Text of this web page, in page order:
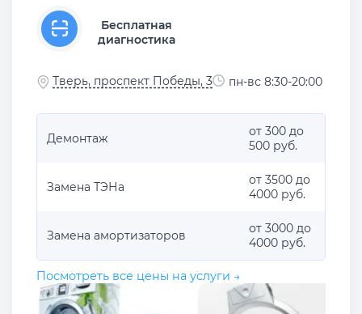
Бесплатная
диагностика
Тверь, проспект Победы, 3 пн-вс 8:30-20:00
Демонтаж
от 300 до
500 руб.
Замена ТЭНа
от 3500 до
4000 руб.
Замена амортизаторов
от 3000 до
4000 руб.
Посмотреть все цены на услуги →